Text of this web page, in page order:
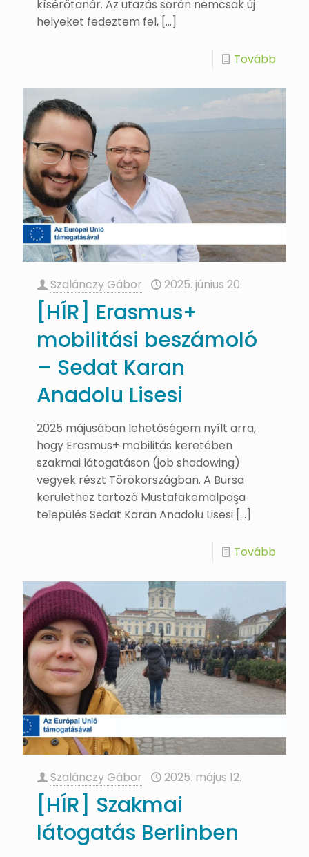
kísérőtanár. Az utazás során nemcsak új
helyeket fedeztem fel, […]
Tovább
Szalánczy Gábor 2025. június 20.
[HÍR] Erasmus+
mobilitási beszámoló
– Sedat Karan
Anadolu Lisesi
2025 májusában lehetőségem nyílt arra,
hogy Erasmus+ mobilitás keretében
szakmai látogatáson (job shadowing)
vegyek részt Törökországban. A Bursa
kerülethez tartozó Mustafakemalpaşa
település Sedat Karan Anadolu Lisesi […]
Tovább
Szalánczy Gábor 2025. május 12.
[HÍR] Szakmai
látogatás Berlinben